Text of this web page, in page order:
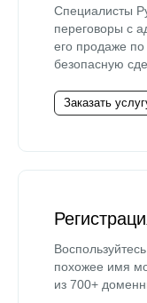
Специалисты
переговоры с
его продаже
безопасную
Заказать
похожее имя
из 700+